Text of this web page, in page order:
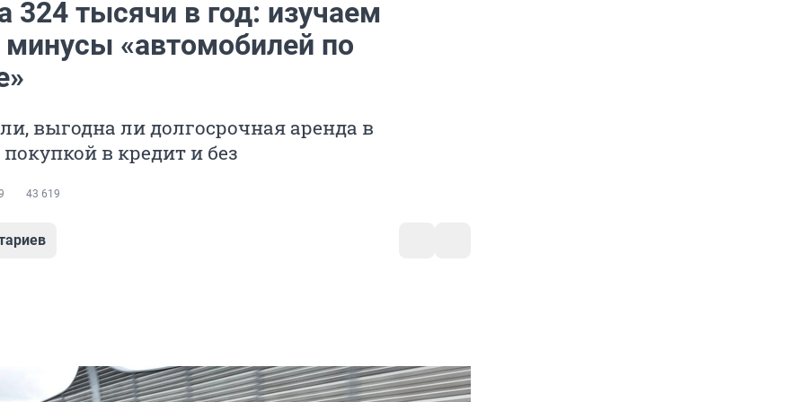
324 тысячи в год: изучаем
«автомобилей по
выгодна ли долгосрочная аренда в
в кредит и без
43 619